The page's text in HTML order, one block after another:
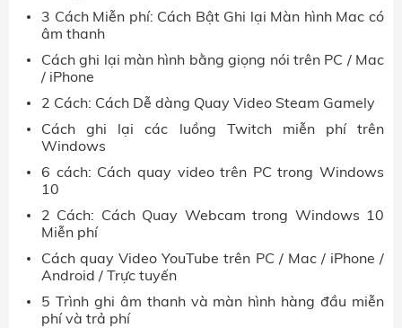
3 Cách Miễn phí: Cách Bật Ghi lại Màn hình Mac có
âm thanh
Cách ghi lại màn hình bằng giọng nói trên PC / Mac
/ iPhone
2 Cách: Cách Dễ dàng Quay Video Steam Gamely
Cách ghi lại các luồng Twitch miễn phí trên
Windows
6 cách: Cách quay video trên PC trong Windows
10
2 Cách: Cách Quay Webcam trong Windows 10
Miễn phí
Cách quay Video YouTube trên PC / Mac / iPhone /
Android / Trực tuyến
5 Trình ghi âm thanh và màn hình hàng đầu miễn
phí và trả phí